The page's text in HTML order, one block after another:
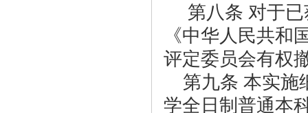
第八条 对于
《中华人民共和
评定委员会有权
第九条 本实施
学全日制普通本